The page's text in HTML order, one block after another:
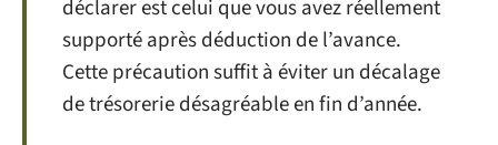
déclarer est celui que vous avez réellement
supporté après déduction de l’avance.
Cette précaution suffit à éviter un décalage
de trésorerie désagréable en fin d’année.